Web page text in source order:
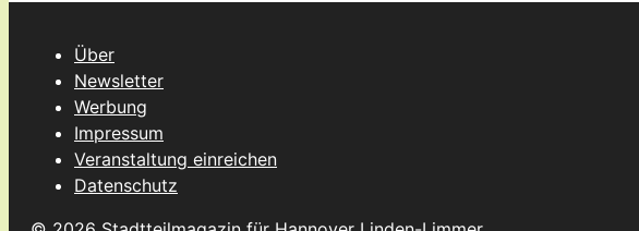
Über
Newsletter
Werbung
Impressum
Veranstaltung einreichen
Datenschutz